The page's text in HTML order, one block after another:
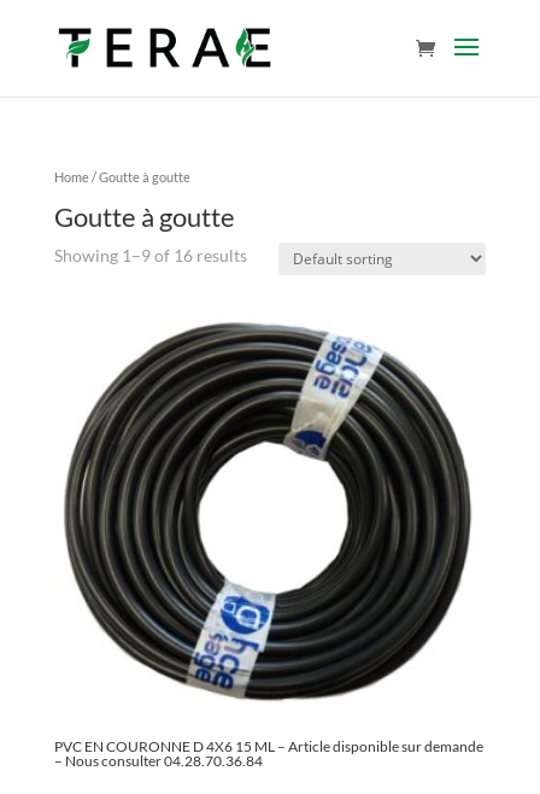
Home/ Goutte à goutte
Goutte à goutte
Showing 1–9 of 16 results
PVC EN COURONNE D 4X6 15 ML – Article disponible sur demande
– Nous consulter 04.28.70.36.84